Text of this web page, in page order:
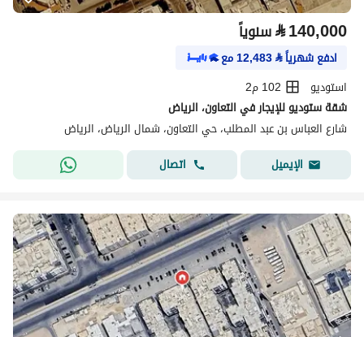
⃁140,000 سنوياً
ادفع شهرياً⃁
12,483مع
استوديو
102 م2
شقة ستوديو للإيجار في التعاون، الرياض
شارع العباس بن عبد المطلب، حي التعاون، شمال الرياض، الرياض
الإيميل
اتصال